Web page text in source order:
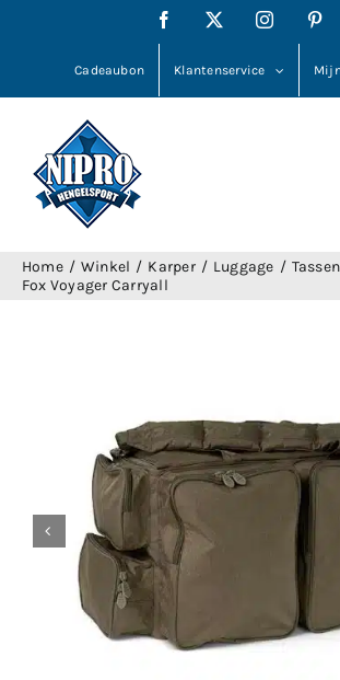
Facebook Instagram
Cadeaubon Klantenservice
Home Winkel Karper Luggage
Tassen
Fox Voyager Carryall